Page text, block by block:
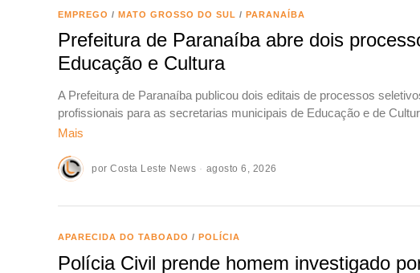
EMPREGO / MATO GROSSO DO SUL / PARANAÍBA
Prefeitura de Paranaíba abre dois
Educação e Cultura
A Prefeitura de Paranaíba publicou dois editais de processos
profissionais para as secretarias municipais de Educação e de
Mais
por Costa Leste News agosto 6, 2026
APARECIDA DO TABOADO / POLÍCIA
Polícia Civil prende homem investigado